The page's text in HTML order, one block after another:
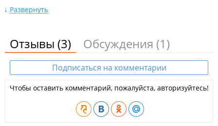
Расчет и подбор оборудования для помещения;
По завершению монтажа:
Заключение договора на месте проведения работ;
Гарантия на установку кондиционера;
Гарантия на сервисное обслуживание техники 1-год;
Гарантия на технику от 3-х до 5-ти лет.
Работа ведется на всей территории г. Владивостока, г.
Развернуть
Отзывы (3) Обсуждения (1)
Подписаться на комментарии
Чтобы оставить комментарий, пожалуйста, авторизуйтесь!